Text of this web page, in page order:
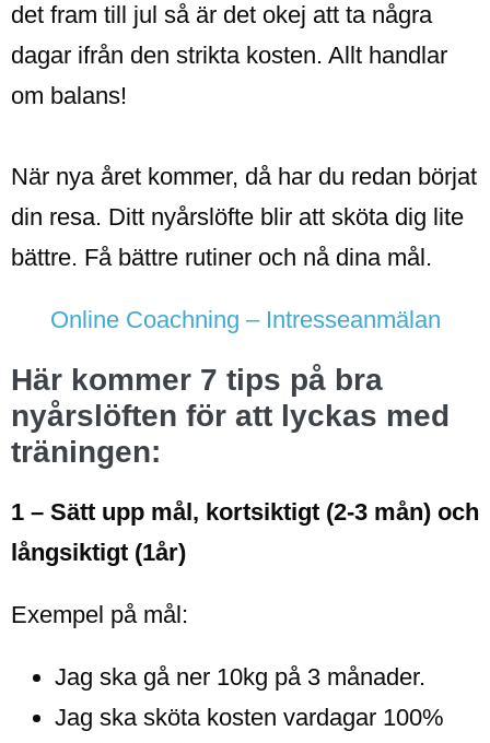
det fram till jul så är det okej att ta några
dagar ifrån den strikta kosten. Allt handlar
om balans!
När nya året kommer, då har du redan börjat
din resa. Ditt nyårslöfte blir att sköta dig lite
bättre. Få bättre rutiner och nå dina mål.
Online Coachning – Intresseanmälan
Här kommer 7 tips på bra
nyårslöften för att lyckas med
träningen:
1 – Sätt upp mål, kortsiktigt (2-3 mån) och
långsiktigt (1år)
Exempel på mål:
Jag ska gå ner 10kg på 3 månader.
Jag ska sköta kosten vardagar 100%